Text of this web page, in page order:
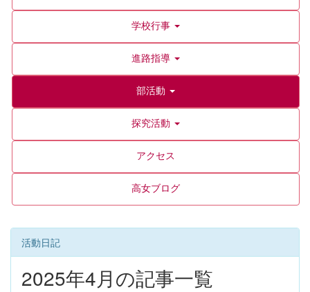
学校行事
進路指導
部活動
探究活動
アクセス
高女ブログ
活動日記
2025年4月の記事一覧